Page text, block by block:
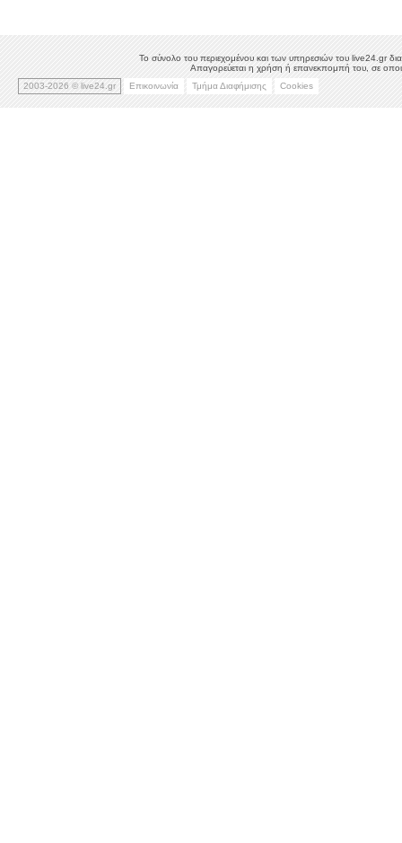
Το σύνολο του περιεχομένου και των υπηρεσιών του live24.gr
Απαγορεύεται η χρήση ή επανεκπομπή του, σε
2003-2026 © live24.gr
Επικοινωνία Τμήμα Διαφήμισης Cookies